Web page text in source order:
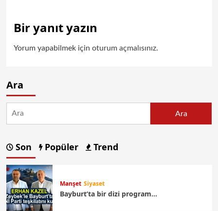
Bir yanıt yazın
Yorum yapabilmek için oturum açmalısınız.
Ara
Ara
Son Popüler Trend
Manşet Siyaset
Bayburt’ta bir dizi program…